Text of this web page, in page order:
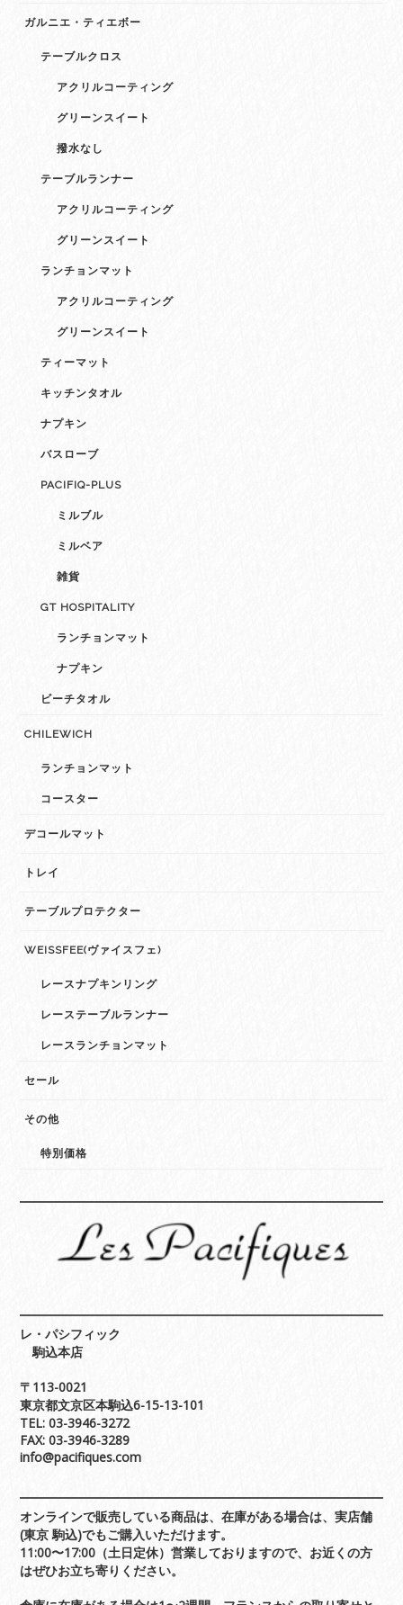
ガルニエ・ティエボー
テーブルクロス
アクリルコーティング
グリーンスイート
撥水なし
テーブルランナー
アクリルコーティング
グリーンスイート
ランチョンマット
アクリルコーティング
グリーンスイート
ティーマット
キッチンタオル
ナプキン
バスローブ
PACIFIQ-PLUS
ミルブル
ミルベア
雑貨
GT HOSPITALITY
ランチョンマット
ナプキン
ビーチタオル
CHILEWICH
ランチョンマット
コースター
デコールマット
トレイ
テーブルプロテクター
WEISSFEE(ヴァイスフェ)
レースナプキンリング
レーステーブルランナー
レースランチョンマット
セール
その他
特別価格
レ・パシフィック
駒込本店
〒113-0021
東京都文京区本駒込6-15-13-101
TEL: 03-3946-3272
FAX: 03-3946-3289
info@pacifiques.com
オンラインで販売している商品は、在庫がある場合は、実店舗
(東京 駒込)でもご購入いただけます。
11:00〜17:00（土日定休）営業しておりますので、お近くの方
はぜひお立ち寄りください。